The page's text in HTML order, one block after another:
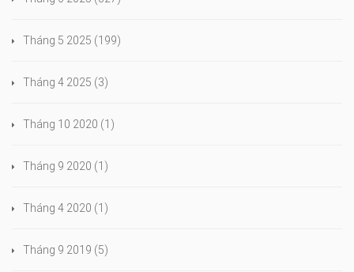
Tháng 5 2025 (199)
Tháng 4 2025 (3)
Tháng 10 2020 (1)
Tháng 9 2020 (1)
Tháng 4 2020 (1)
Tháng 9 2019 (5)